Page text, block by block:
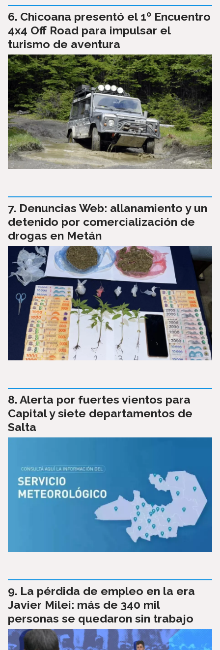
Chicoana presentó el 1º Encuentro
4x4 Off Road para impulsar el
turismo de aventura
Denuncias Web: allanamiento y un
detenido por comercialización de
drogas en Metán
Alerta por fuertes vientos para
Capital y siete departamentos de
Salta
La pérdida de empleo en la era
Javier Milei: más de 340 mil
personas se quedaron sin trabajo